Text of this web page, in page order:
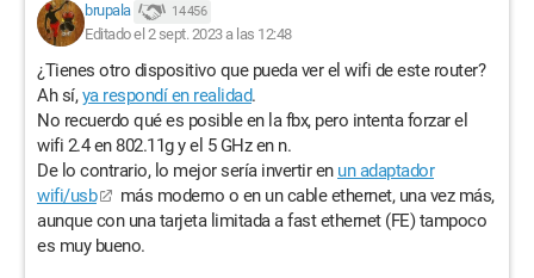
brupala 14 456
Editado el 2 sept. 2023 a las 12:48
¿Tienes otro dispositivo que pueda ver el wifi de este router?
Ah sí,ya respondí en realidad.
No recuerdo qué es posible en la fbx, pero intenta forzar el
wifi 2.4 en 802.11g y el 5 GHz en n.
De lo contrario, lo mejor sería invertir en un adaptador
wifi/usb
más moderno o en un cable ethernet, una vez más,
aunque con una tarjeta limitada a fast ethernet (FE) tampoco
es muy bueno.